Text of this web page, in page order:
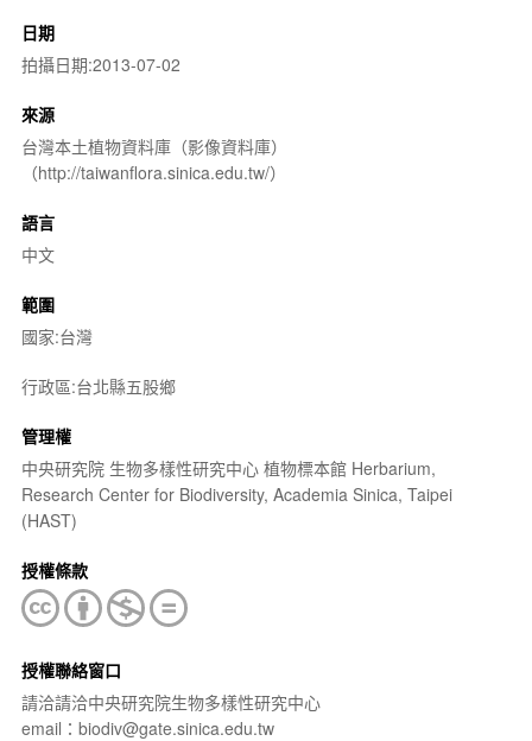
日期
拍攝日期:2013-07-02
來源
台灣本土植物資料庫（影像資料庫）
（http://taiwanflora.sinica.edu.tw/）
語言
中文
範圍
國家:台灣
行政區:台北縣五股鄉
管理權
中央研究院 生物多樣性研究中心 植物標本館 Herbarium,
Research Center for Biodiversity, Academia Sinica, Taipei
(HAST)
授權條款
授權聯絡窗口
請洽請洽中央研究院生物多樣性研究中心
email：biodiv@gate.sinica.edu.tw